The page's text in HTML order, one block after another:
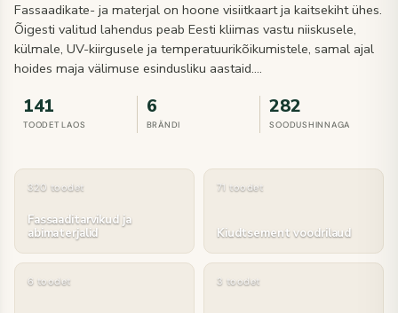
Fassaadikate- ja materjal on hoone visiitkaart ja kaitsekiht ühes.
Õigesti valitud lahendus peab Eesti kliimas vastu niiskusele,
külmale, UV-kiirgusele ja temperatuurikõikumistele, samal ajal
hoides maja välimuse esindusliku aastaid.…
141
TOODET LAOS
6
BRÄNDI
282
SOODUSHINNAGA
320 toodet
Fassaaditarvikud ja
abimaterjalid
71 toodet
Kiudtsement voodrilaud
6 toodet 3 toodet